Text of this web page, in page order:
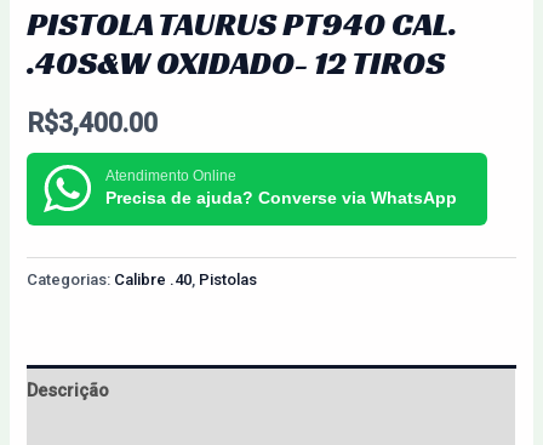
PISTOLA TAURUS PT940 CAL.
.40S&W OXIDADO- 12 TIROS
R$3,400.00
Atendimento Online
Precisa de ajuda? Converse via WhatsApp
Categorias: Calibre .40, Pistolas
Descrição